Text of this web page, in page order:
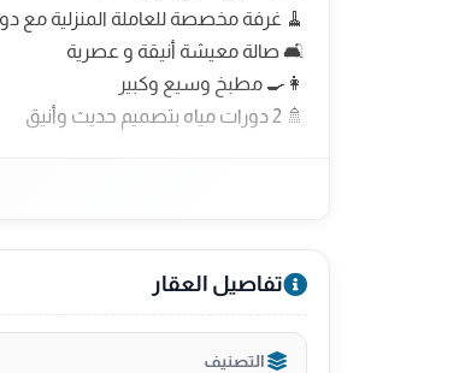
🧹 غرفة مخصصة للعاملة المنزلية مع
🛋️ صالة معيشة أنيقة و عصرية
👩‍🍳 مطبخ وسيع وكبير
🚿 2 دورات مياه بتصميم حديث وأنيق
الضمانات:
تأمين ضد العيوب الخفية
ضمانات شاملة على المبنى حتى 25 سنة
تفاصيل العقار
التصنيف